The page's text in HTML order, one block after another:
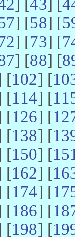
] [43] [
] [58] [
] [73] [
] [88] [
[102] [
[114] [
[126] [
[138] [
[150] [
[162] [
[174] [
[186] [
[198] [